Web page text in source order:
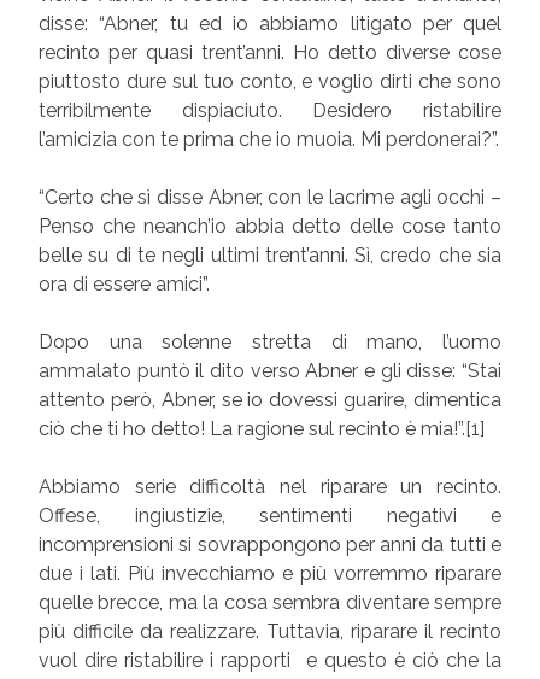
disse: “Abner, tu ed io abbiamo litigato per quel
recinto per quasi trent’anni. Ho detto diverse cose
piuttosto dure sul tuo conto, e voglio dirti che sono
terribilmente dispiaciuto. Desidero ristabilire
l’amicizia con te prima che io muoia. Mi perdonerai?”.
“Certo che sì disse Abner, con le lacrime agli occhi –
Penso che neanch’io abbia detto delle cose tanto
belle su di te negli ultimi trent’anni. Sì, credo che sia
ora di essere amici”.
Dopo una solenne stretta di mano, l’uomo
ammalato puntò il dito verso Abner e gli disse: “Stai
attento però, Abner, se io dovessi guarire, dimentica
ciò che ti ho detto! La ragione sul recinto è mia!”.[1]
Abbiamo serie difficoltà nel riparare un recinto.
Offese, ingiustizie, sentimenti negativi e
incomprensioni si sovrappongono per anni da tutti e
due i lati. Più invecchiamo e più vorremmo riparare
quelle brecce, ma la cosa sembra diventare sempre
più difficile da realizzare. Tuttavia, riparare il recinto
vuol dire ristabilire i rapporti e questo è ciò che la